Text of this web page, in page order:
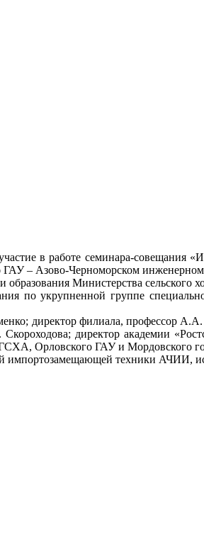
в работе семинара-совещания
– Азово-Черноморском инженерном
Министерства
по укрупненной группе
директор филиала, профессор А.А.
директор академии
Орловского ГАУ и Мордовского
техники АЧИИ,